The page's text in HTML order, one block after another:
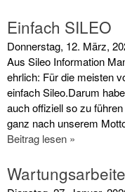
Einfach SILEO
Donnerstag, 12. März,
Aus Sileo Information
ehrlich: Für die meisten
einfach Sileo.Darum
auch offiziell so zu
ganz nach unserem
Beitrag lesen »